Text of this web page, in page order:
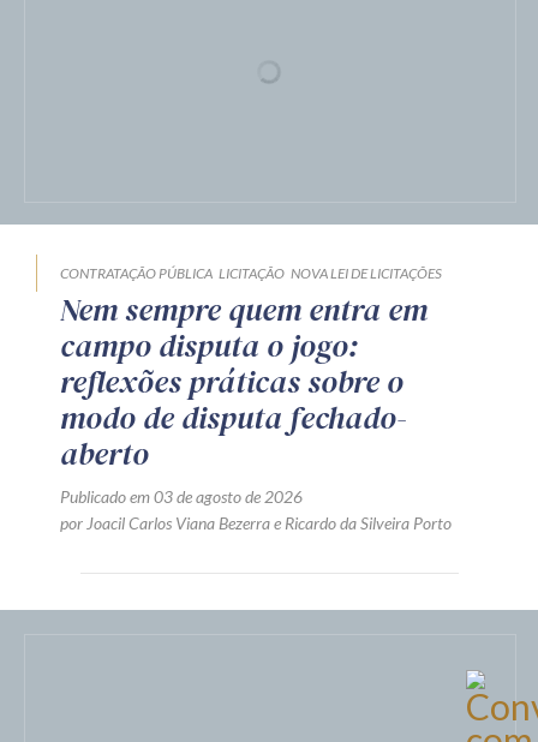
CONTRATAÇÃO PÚBLICA LICITAÇÃO NOVA LEI DE LICITAÇÕES
Nem sempre quem entra em
campo disputa o jogo:
reflexões práticas sobre o
modo de disputa fechado-
aberto
Publicado em 03 de agosto de 2026
por Joacil Carlos Viana Bezerrae Ricardo da Silveira Porto